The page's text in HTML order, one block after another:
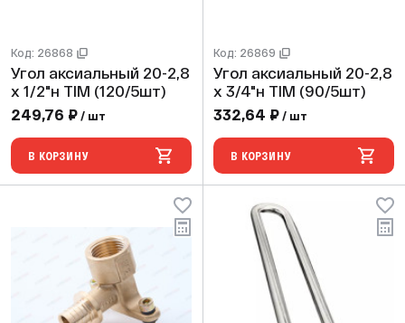
Код: 26868
Угол аксиальный 20-2,8
х 1/2"н TIM (120/5шт)
249,76 ₽ / шт
В КОРЗИНУ
Код: 26869
Угол аксиальный 20-2,8
х 3/4"н TIM (90/5шт)
332,64 ₽ / шт
В КОРЗИНУ